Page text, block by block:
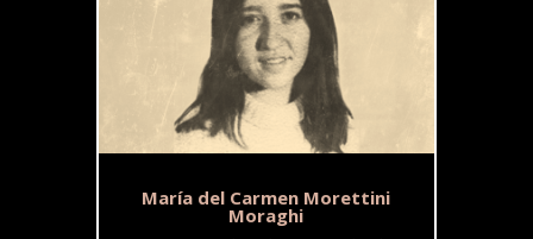
María del Carmen Morettini
Moraghi